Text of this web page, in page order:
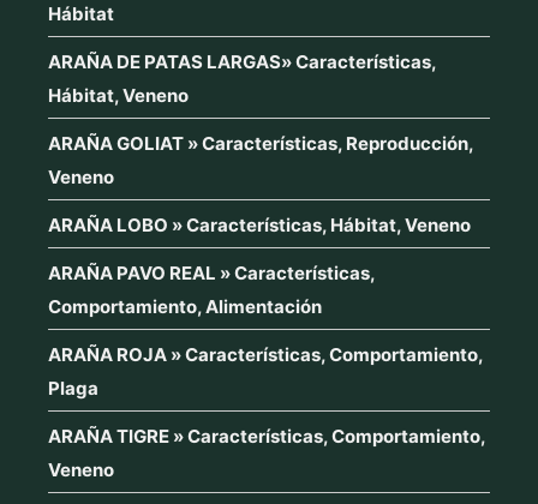
Hábitat
ARAÑA DE PATAS LARGAS» Características,
Hábitat, Veneno
ARAÑA GOLIAT » Características, Reproducción,
Veneno
ARAÑA LOBO » Características, Hábitat, Veneno
ARAÑA PAVO REAL » Características,
Comportamiento, Alimentación
ARAÑA ROJA » Características, Comportamiento,
Plaga
ARAÑA TIGRE » Características, Comportamiento,
Veneno